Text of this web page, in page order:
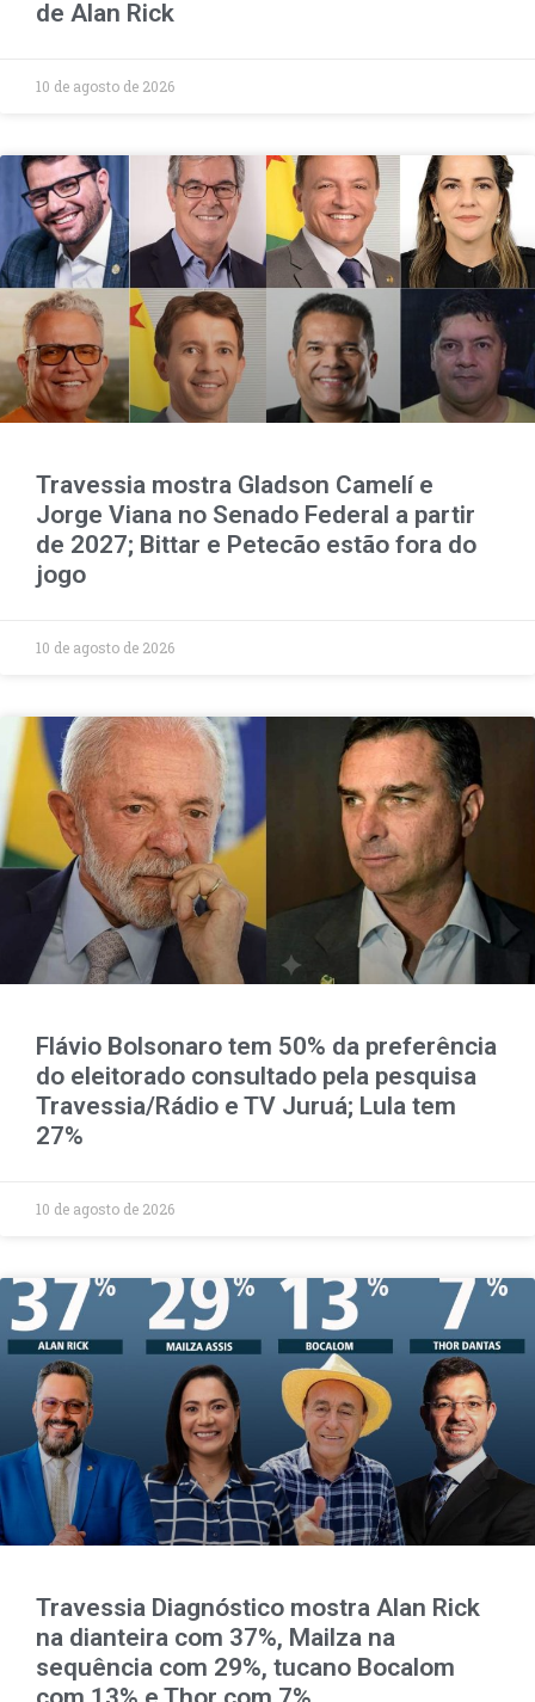
de Alan Rick
10 de agosto de 2026
Travessia mostra Gladson Camelí e
Jorge Viana no Senado Federal a partir
de 2027; Bittar e Petecão estão fora do
jogo
10 de agosto de 2026
Flávio Bolsonaro tem 50% da preferência
do eleitorado consultado pela pesquisa
Travessia/Rádio e TV Juruá; Lula tem
27%
10 de agosto de 2026
Travessia Diagnóstico mostra Alan Rick
na dianteira com 37%, Mailza na
sequência com 29%, tucano Bocalom